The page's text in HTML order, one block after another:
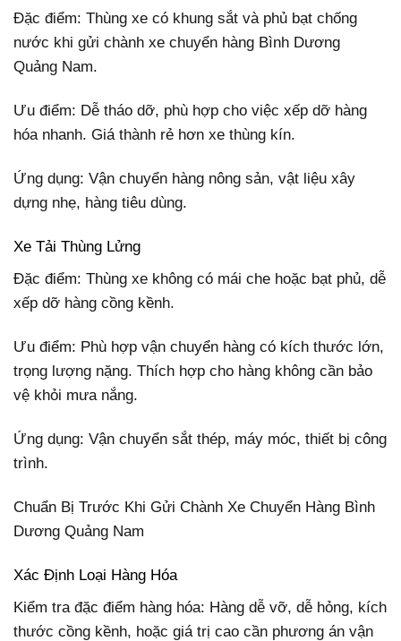
Đặc điểm: Thùng xe có khung sắt và phủ bạt chống
nước khi gửi chành xe chuyển hàng Bình Dương
Quảng Nam.
Ưu điểm: Dễ tháo dỡ, phù hợp cho việc xếp dỡ hàng
hóa nhanh. Giá thành rẻ hơn xe thùng kín.
Ứng dụng: Vận chuyển hàng nông sản, vật liệu xây
dựng nhẹ, hàng tiêu dùng.
Xe Tải Thùng Lửng
Đặc điểm: Thùng xe không có mái che hoặc bạt phủ, dễ
xếp dỡ hàng cồng kềnh.
Ưu điểm: Phù hợp vận chuyển hàng có kích thước lớn,
trọng lượng nặng. Thích hợp cho hàng không cần bảo
vệ khỏi mưa nắng.
Ứng dụng: Vận chuyển sắt thép, máy móc, thiết bị công
trình.
Chuẩn Bị Trước Khi Gửi Chành Xe Chuyển Hàng Bình
Dương Quảng Nam
Xác Định Loại Hàng Hóa
Kiểm tra đặc điểm hàng hóa: Hàng dễ vỡ, dễ hỏng, kích
thước cồng kềnh, hoặc giá trị cao cần phương án vận